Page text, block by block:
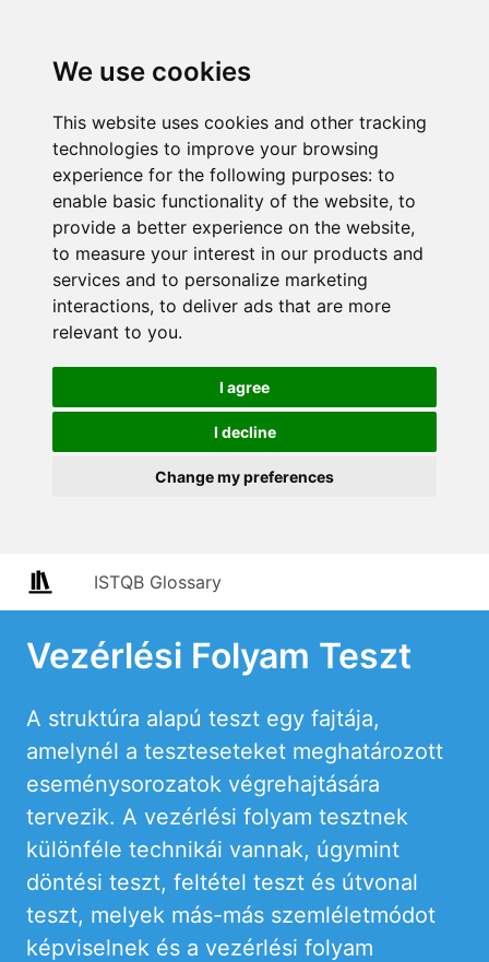
We use cookies
This website uses cookies and other tracking
technologies to improve your browsing
experience for the following purposes: to
enable basic functionality of the website, to
provide a better experience on the website,
to measure your interest in our products and
services and to personalize marketing
interactions, to deliver ads that are more
relevant to you.
I agree
I decline
Change my preferences
ISTQB Glossary
Vezérlési Folyam Teszt
A struktúra alapú teszt egy fajtája,
amelynél a teszteseteket meghatározott
eseménysorozatok végrehajtására
tervezik. A vezérlési folyam tesztnek
különféle technikái vannak, úgymint
döntési teszt, feltétel teszt és útvonal
teszt, melyek más-más szemléletmódot
képviselnek és a vezérlési folyam